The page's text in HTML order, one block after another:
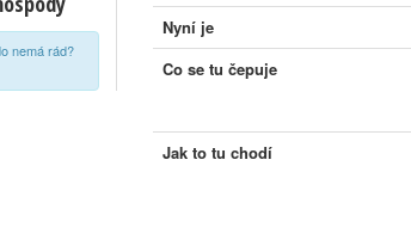
nemá rád?
Nyní je
Co se tu čepuje
Jak to tu chodí